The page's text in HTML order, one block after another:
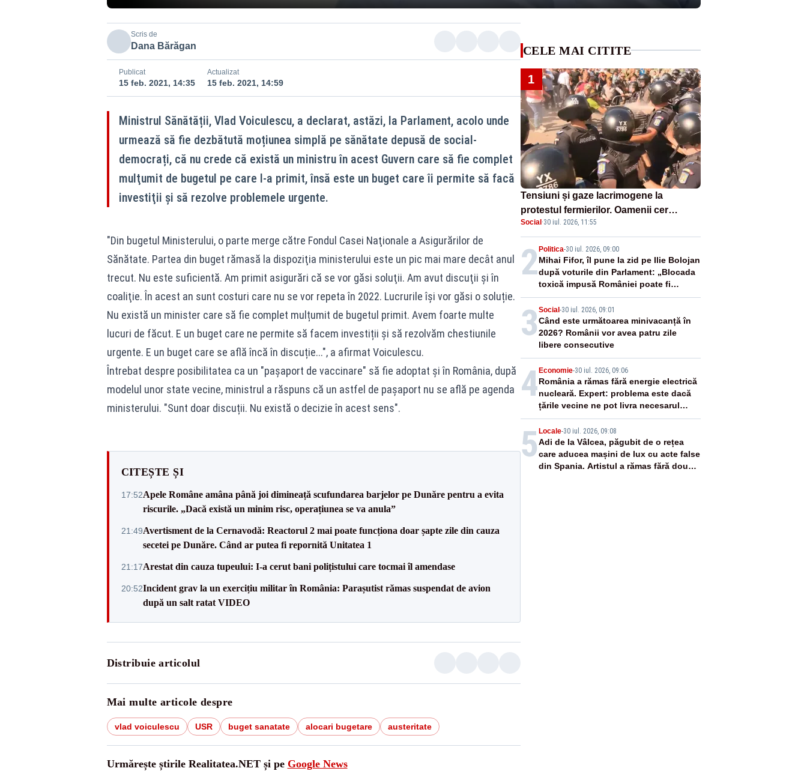
Scris de
Dana Bărăgan
Publicat
15 feb. 2021, 14:35
Actualizat
15 feb. 2021, 14:59
Ministrul Sănătății, Vlad Voiculescu, a declarat, astăzi, la Parlament, acolo unde
urmează să fie dezbătută moțiunea simplă pe sănătate depusă de social-
democrați, că nu crede că există un ministru în acest Guvern care să fie complet
mulţumit de bugetul pe care l-a primit, însă este un buget care îi permite să facă
investiţii și să rezolve problemele urgente.
"Din bugetul Ministerului, o parte merge către Fondul Casei Naţionale a Asigurărilor de
Sănătate. Partea din buget rămasă la dispoziţia ministerului este un pic mai mare decât anul
trecut. Nu este suficientă. Am primit asigurări că se vor găsi soluţii. Am avut discuţii şi în
coaliţie. În acest an sunt costuri care nu se vor repeta în 2022. Lucrurile își vor găsi o soluție.
Nu există un minister care să fie complet mulțumit de bugetul primit. Avem foarte multe
lucuri de făcut. E un buget care ne permite să facem investiții și să rezolvăm chestiunile
urgente. E un buget care se află încă în discuție...", a afirmat Voiculescu.
Întrebat despre posibilitatea ca un "pașaport de vaccinare" să fie adoptat și în România, după
modelul unor state vecine, ministrul a răspuns că un astfel de pașaport nu se află pe agenda
ministerului. "Sunt doar discuții. Nu există o decizie în acest sens".
CITEȘTE ȘI
17:52Apele Române amâna până joi dimineață scufundarea barjelor pe Dunăre pentru a evita
riscurile. „Dacă există un minim risc, operațiunea se va anula”
21:49Avertisment de la Cernavodă: Reactorul 2 mai poate funcționa doar șapte zile din cauza
secetei pe Dunăre. Când ar putea fi repornită Unitatea 1
21:17Arestat din cauza tupeului: I-a cerut bani polițistului care tocmai îl amendase
20:52Incident grav la un exercițiu militar în România: Parașutist rămas suspendat de avion
după un salt ratat VIDEO
Distribuie articolul
Mai multe articole despre
vlad voiculescu USR buget sanatate alocari bugetare austeritate
Urmărește știrile Realitatea.NET și pe Google News
CELE MAI CITITE
1
Tensiuni și gaze lacrimogene la
protestul fermierilor. Oamenii cer
demisia șefului ANSVSA și s-au mutat
în Piața Victoria– LIVE TEXT
Social·30 iul. 2026, 11:55
2Politica-30 iul. 2026, 09:00
Mihai Fifor, îl pune la zid pe Ilie Bolojan
după voturile din Parlament: „Blocada
toxică impusă României poate fi
spartă”
3 Social-30 iul. 2026, 09:01
Când este următoarea minivacanță în
2026? Românii vor avea patru zile
libere consecutive
4Economie-30 iul. 2026, 09:06
România a rămas fără energie electrică
nucleară. Expert: problema este dacă
țările vecine ne pot livra necesarul
lipsă
5 Locale-30 iul. 2026, 09:08
Adi de la Vâlcea, păgubit de o rețea
care aducea mașini de lux cu acte false
din Spania. Artistul a rămas fără două